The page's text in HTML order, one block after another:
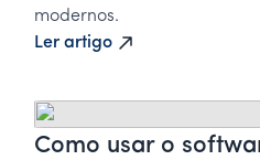
modernos.
Ler artigo
Como usar o